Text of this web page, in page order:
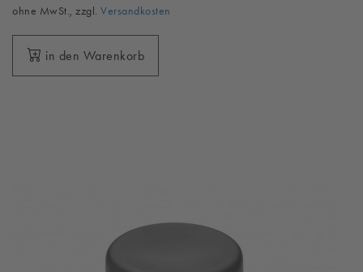
ohne MwSt., zzgl. Versandkosten
in den Warenkorb